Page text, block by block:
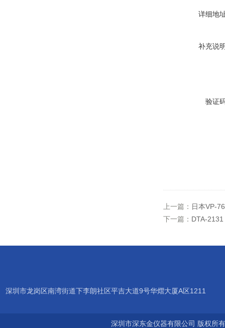
详细地
补充说
验证
上一篇： 日本VP-
下一篇： DTA-
深圳市龙岗区南湾街道下李朗社区平吉大道9号华熠大厦A区1211
深圳市深东金仪器有限公司 版权所